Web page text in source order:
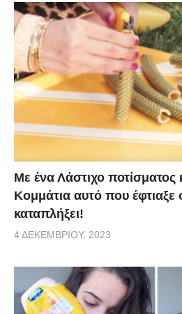
Με ένα Λάστιχο ποτίσματος
Κομμάτια αυτό που έφτιαξε
καταπλήξει!
4 ΔΕΚΕΜΒΡΊΟΥ, 2023